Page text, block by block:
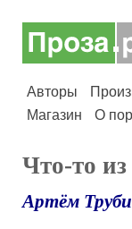
Авторы
Магазин
О
Что-то из
Артём